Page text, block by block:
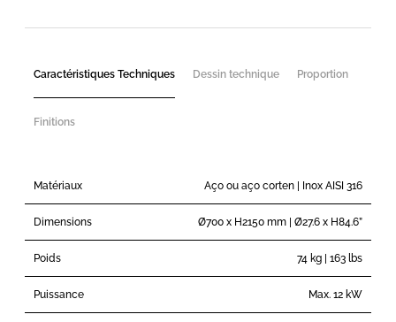
Caractéristiques Techniques Dessin technique Proportion
Finitions
Matériaux Aço ou aço corten | Inox AISI 316
Dimensions Ø700 x H2150 mm | Ø27.6 x H84.6”
Poids 74 kg | 163 lbs
Puissance Max. 12 kW